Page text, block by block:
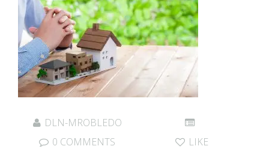
DLN-MROBLEDO
0 COMMENTS
LIKE